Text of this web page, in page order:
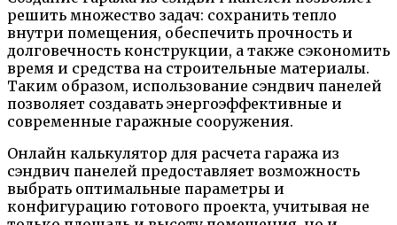
решить множество задач: сохранить тепло
внутри помещения, обеспечить прочность и
долговечность конструкции, а также сэкономить
время и средства на строительные материалы.
Таким образом, использование сэндвич панелей
позволяет создавать энергоэффективные и
современные гаражные сооружения.
Онлайн калькулятор для расчета гаража из
сэндвич панелей предоставляет возможность
выбрать оптимальные параметры и
конфигурацию готового проекта, учитывая не